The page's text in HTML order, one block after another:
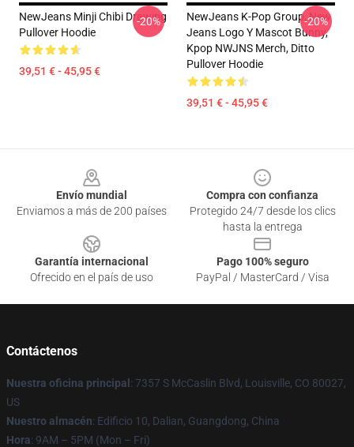
NewJeans Minji Chibi Drawing
Pullover Hoodie
39,51 € - 45,95 €
-20%
NewJeans K-Pop Group, New
Jeans Logo Y Mascot Bunny,
Kpop NWJNS Merch, Ditto
Pullover Hoodie
39,51 € - 45,95 €
-20%
Envío mundial
Enviamos a más de 200 países
Compra con confianza
Protegido 24/7 desde los clics
hasta la entrega
Garantía internacional
Ofrecido en el país de uso
Pago 100% seguro
PayPal / MasterCard / Visa
Contáctenos
Nuestra oficina principal : 7357 S McCaslin Blvd, Louisville, CO 80027,
US
Nuestro almacén: Edificio 10, Dalian, Guangdong, China
Hora: 9AM – 5PM (Mon – Fri)